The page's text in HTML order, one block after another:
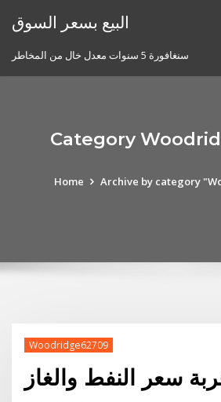
البيع بسعر السوق
سنغافورة 5 سنوات معدل خال من المخاطر
Category
Home Archive by category
Woodridge62709
سعر النفط والغاز